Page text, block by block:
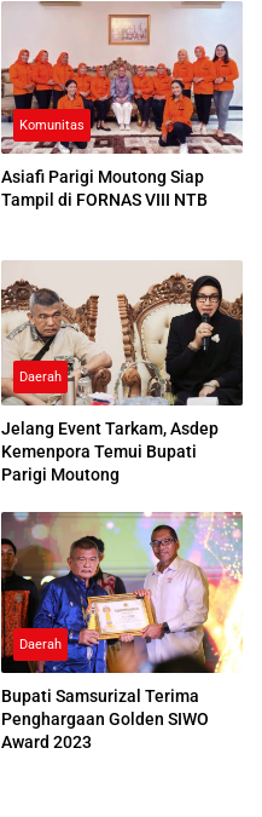
Komunitas
Asiafi Parigi Moutong Siap
Tampil di FORNAS VIII NTB
Daerah
Jelang Event Tarkam, Asdep
Kemenpora Temui Bupati
Parigi Moutong
Daerah
Bupati Samsurizal Terima
Penghargaan Golden SIWO
Award 2023